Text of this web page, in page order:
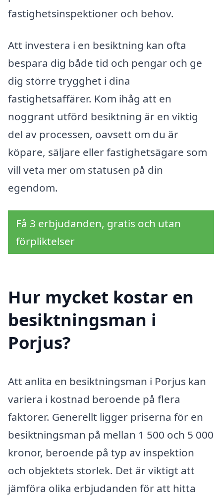
fastighetsinspektioner och behov.
Att investera i en besiktning kan ofta
bespara dig både tid och pengar och ge
dig större trygghet i dina
fastighetsaffärer. Kom ihåg att en
noggrant utförd besiktning är en viktig
del av processen, oavsett om du är
köpare, säljare eller fastighetsägare som
vill veta mer om statusen på din
egendom.
Få 3 erbjudanden, gratis och utan
förpliktelser
Hur mycket kostar en
besiktningsman i
Porjus?
Att anlita en besiktningsman i Porjus kan
variera i kostnad beroende på flera
faktorer. Generellt ligger priserna för en
besiktningsman på mellan 1 500 och 5 000
kronor, beroende på typ av inspektion
och objektets storlek. Det är viktigt att
jämföra olika erbjudanden för att hitta